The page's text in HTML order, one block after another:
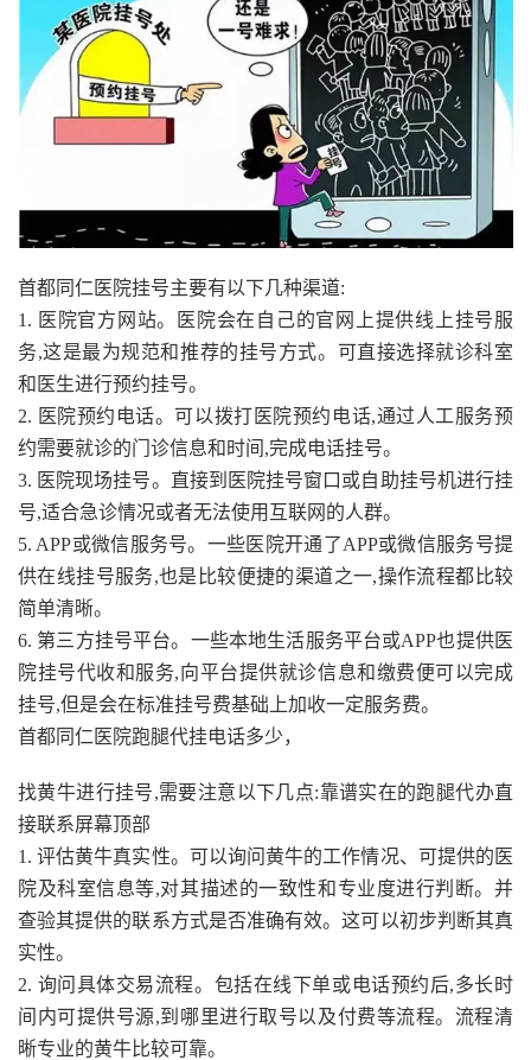
首都同仁医院挂号主要有以下几种渠道:
1. 医院官方网站。医院会在自己的官网上提供线上挂号服
务,这是最为规范和推荐的挂号方式。可直接选择就诊科室
和医生进行预约挂号。
2. 医院预约电话。可以拨打医院预约电话,通过人工服务预
约需要就诊的门诊信息和时间,完成电话挂号。
3. 医院现场挂号。直接到医院挂号窗口或自助挂号机进行挂
号,适合急诊情况或者无法使用互联网的人群。
5. APP或微信服务号。一些医院开通了APP或微信服务号提
供在线挂号服务,也是比较便捷的渠道之一,操作流程都比较
简单清晰。
6. 第三方挂号平台。一些本地生活服务平台或APP也提供医
院挂号代收和服务,向平台提供就诊信息和缴费便可以完成
挂号,但是会在标准挂号费基础上加收一定服务费。
首都同仁医院跑腿代挂电话多少，
找黄牛进行挂号,需要注意以下几点:靠谱实在的跑腿代办直
接联系屏幕顶部
1. 评估黄牛真实性。可以询问黄牛的工作情况、可提供的医
院及科室信息等,对其描述的一致性和专业度进行判断。并
查验其提供的联系方式是否准确有效。这可以初步判断其真
实性。
2. 询问具体交易流程。包括在线下单或电话预约后,多长时
间内可提供号源,到哪里进行取号以及付费等流程。流程清
晰专业的黄牛比较可靠。